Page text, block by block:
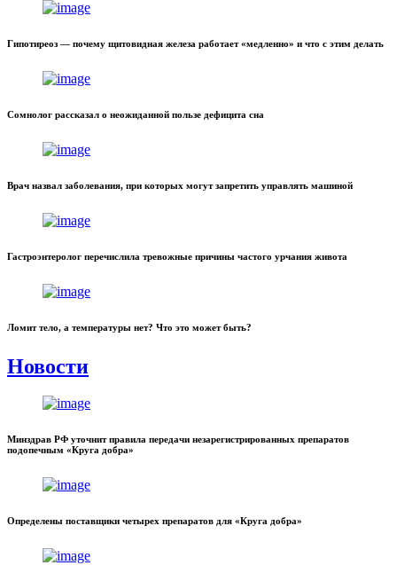
Гипотиреоз — почему щитовидная железа работает «медленно» и что с этим делать
Сомнолог рассказал о неожиданной пользе дефицита сна
Врач назвал заболевания, при которых могут запретить управлять машиной
Гастроэнтеролог перечислила тревожные причины частого урчания живота
Ломит тело, а температуры нет? Что это может быть?
Новости
Минздрав РФ уточнит правила передачи незарегистрированных препаратов
подопечным «Круга добра»
Определены поставщики четырех препаратов для «Круга добра»